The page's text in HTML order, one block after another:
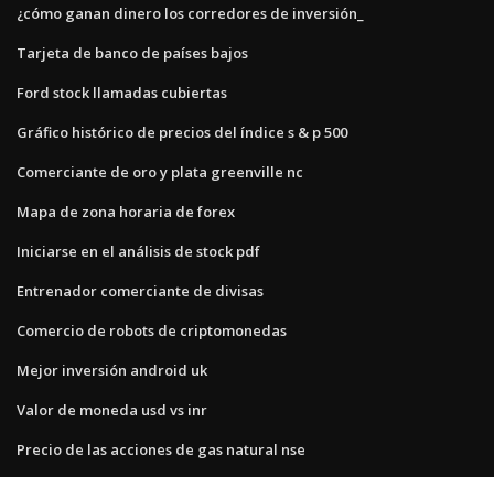
¿cómo ganan dinero los corredores de inversión_
Tarjeta de banco de países bajos
Ford stock llamadas cubiertas
Gráfico histórico de precios del índice s & p 500
Comerciante de oro y plata greenville nc
Mapa de zona horaria de forex
Iniciarse en el análisis de stock pdf
Entrenador comerciante de divisas
Comercio de robots de criptomonedas
Mejor inversión android uk
Valor de moneda usd vs inr
Precio de las acciones de gas natural nse